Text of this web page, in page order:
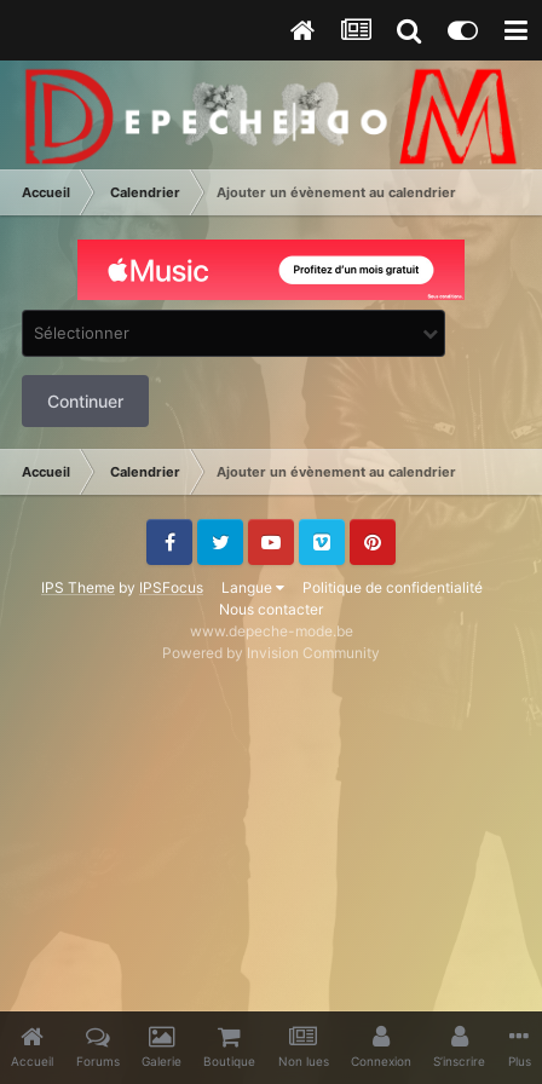
Accueil Calendrier Ajouter un évènement au calendrier
Sélectionner
Continuer
Accueil Calendrier Ajouter un évènement au calendrier
IPS Theme by IPSFocus Langue
Politique de confidentialité
Nous contacter
FacebookTwitter Youtube Vimeo Pinterest
www.depeche-mode.be
Powered by Invision Community
Accueil Forums Galerie Boutique Non lues Connexion S’inscrire Plus